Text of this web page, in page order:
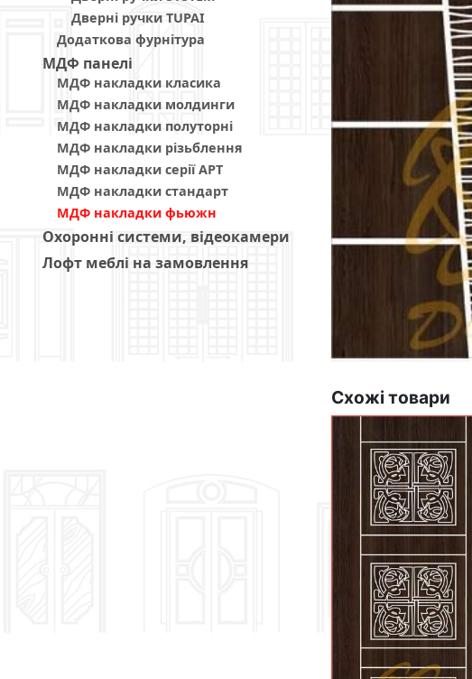
Дверні ручки TUPAI
Додаткова фурнітура
МДФ панелi
МДФ накладки класика
МДФ накладки молдинги
МДФ накладки полуторні
МДФ накладки різьблення
МДФ накладки серії АРТ
МДФ накладки стандарт
МДФ накладки фьюжн
Охоронні системи, відеокамери
Лофт меблі на замовлення
Схожі товари